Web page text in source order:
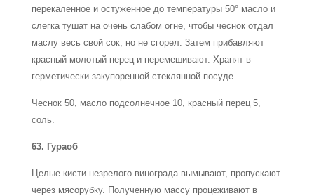
перекаленное и остуженное до температуры 50° масло и
слегка тушат на очень слабом огне, чтобы чеснок отдал
маслу весь свой сок, но не сгорел. 3атем прибавляют
красный молотый перец и перемешивают. Хранят в
герметически закупоренной стеклянной посуде.
Чеснок 50, масло подсолнечное 10, красный перец 5,
соль.
63. Гураоб
Целые кисти незрелого винограда вымывают, пропускают
через мясорубку. Полученную массу процеживают в